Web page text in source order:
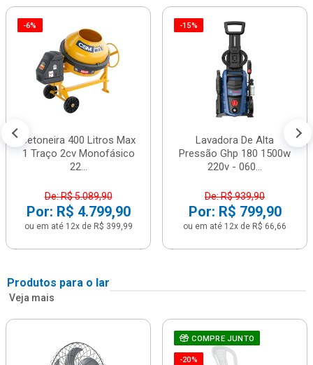
-6%
Betoneira 400 Litros Max
1 Traço 2cv Monofásico
22...
De: R$ 5.089,90
Por: R$ 4.799,90
ou em até 12x de R$ 399,99
-15%
Lavadora De Alta
Pressão Ghp 180 1500w
220v - 060...
De: R$ 939,90
Por: R$ 799,90
ou em até 12x de R$ 66,66
Produtos para o lar
Veja mais
COMPRE JUNTO
-20%